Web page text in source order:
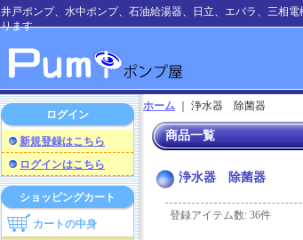
井戸ポンプ、水中ポンプ、石油給湯器、日立、エバラ、三相
ります
ログイン
新規登録はこちら
ログインはこちら
ショッピングカート
カートの中身
ホーム 浄水器 除菌器
商品一覧
浄水器 除菌器
登録アイテム数: 36件